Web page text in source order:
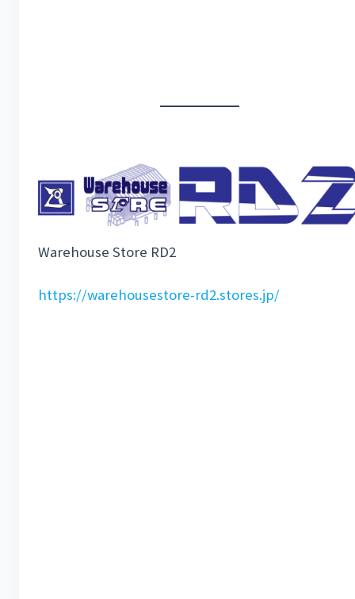
Warehouse Store RD2
https://warehousestore-rd2.stores.jp/